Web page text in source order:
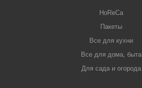
HoReCa
Пакеты
Все для кухни
Все для дома, быта
Для сада и огорода